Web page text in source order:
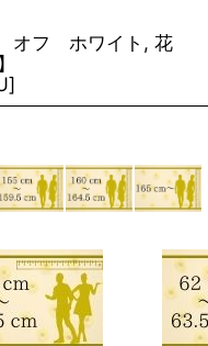
オフ ホワイト, 花
]